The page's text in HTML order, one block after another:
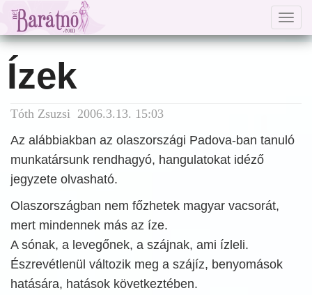
Ízek
Tóth Zsuzsi 2006.3.13. 15:03
Az alábbiakban az olaszországi Padova-ban tanuló
munkatársunk rendhagyó, hangulatokat idéző
jegyzete olvasható.
Olaszországban nem főzhetek magyar vacsorát,
mert mindennek más az íze.
A sónak, a levegőnek, a szájnak, ami ízleli.
Észrevétlenül változik meg a szájíz, benyomások
hatására, hatások következtében.